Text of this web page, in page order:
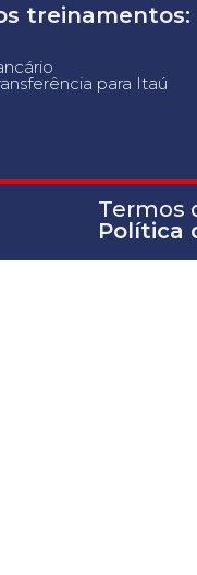
treinamentos:
para Itaú
Termos
Política